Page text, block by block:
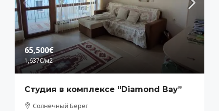
65,500€
1,637€/м2
Студия в комплексе “Diamond Bay”
Солнечный Берег